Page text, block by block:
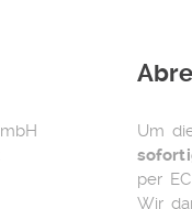
Um
per
Wir